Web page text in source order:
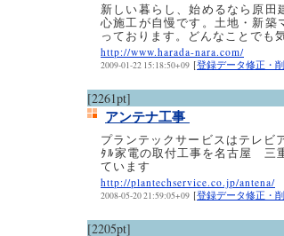
新しい暮らし、始めるなら原
心施工が自慢です。土地・新築
っております。どんなことでも
http://www.harada-nara.com/
2009-01-22 15:18:50+09 [登録データ修正・
[2261pt]
アンテナ工事
プランテックサービスはテレビ
ﾀﾙ家電の取付工事を名古屋
ています
http://plantechservice.co.jp/antena/
2008-05-20 21:59:05+09 [登録データ修正・
[2205pt]